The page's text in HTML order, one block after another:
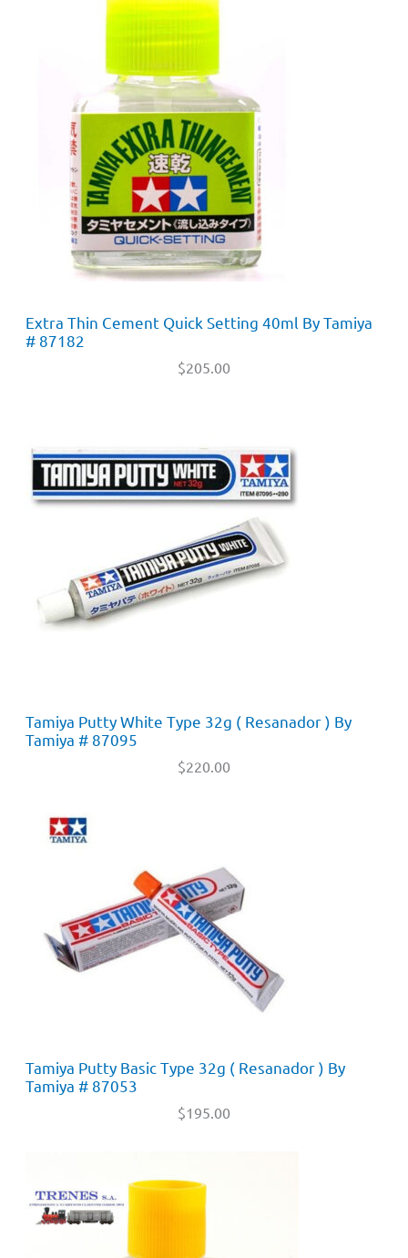
Extra Thin Cement Quick Setting 40ml By Tamiya
# 87182
$205.00
Tamiya Putty White Type 32g ( Resanador ) By
Tamiya # 87095
$220.00
Tamiya Putty Basic Type 32g ( Resanador ) By
Tamiya # 87053
$195.00